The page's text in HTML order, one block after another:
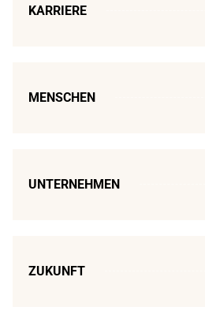
KARRIERE
MENSCHEN
UNTERNEHMEN
ZUKUNFT